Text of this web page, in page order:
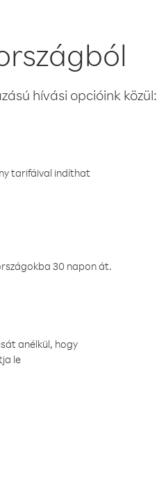
hívási opcióink közül:
tarifáival indíthat
30 napon át.
anélkül, hogy
le